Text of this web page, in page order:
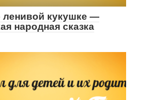
ленивой кукушке —
народная сказка